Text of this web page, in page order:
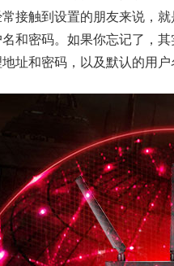
接触到设置的朋友来说，
和密码。如果你忘记了，
址和密码，以及默认的用户